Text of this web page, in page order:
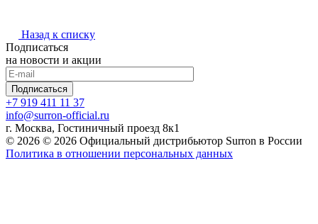
Назад к списку
Подписаться
на новости и акции
Подписаться
+7 919 411 11 37
info@surron-official.ru
г. Москва, Гостиничный проезд 8к1
© 2026 © 2026 Официальный дистрибьютор Surron в России
Политика в отношении персональных данных